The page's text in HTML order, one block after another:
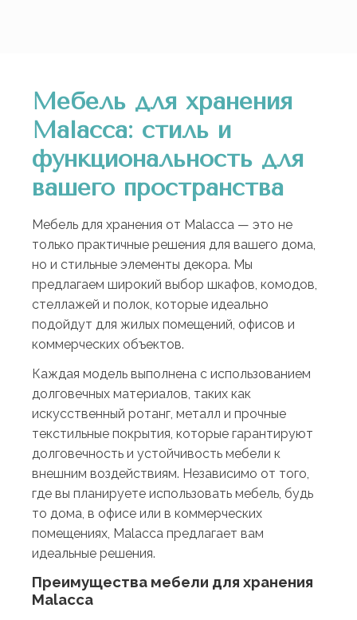
Мебель для хранения
Malacca: стиль и
функциональность для
вашего пространства
Мебель для хранения от Malacca — это не
только практичные решения для вашего дома,
но и стильные элементы декора. Мы
предлагаем широкий выбор шкафов, комодов,
стеллажей и полок, которые идеально
подойдут для жилых помещений, офисов и
коммерческих объектов.
Каждая модель выполнена с использованием
долговечных материалов, таких как
искусственный ротанг, металл и прочные
текстильные покрытия, которые гарантируют
долговечность и устойчивость мебели к
внешним воздействиям. Независимо от того,
где вы планируете использовать мебель, будь
то дома, в офисе или в коммерческих
помещениях, Malacca предлагает вам
идеальные решения.
Преимущества мебели для хранения
Malacca